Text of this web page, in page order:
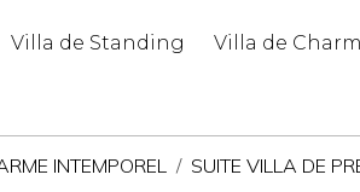
Villa de Standing Villa de
INTEMPOREL SUITE VILLA DE